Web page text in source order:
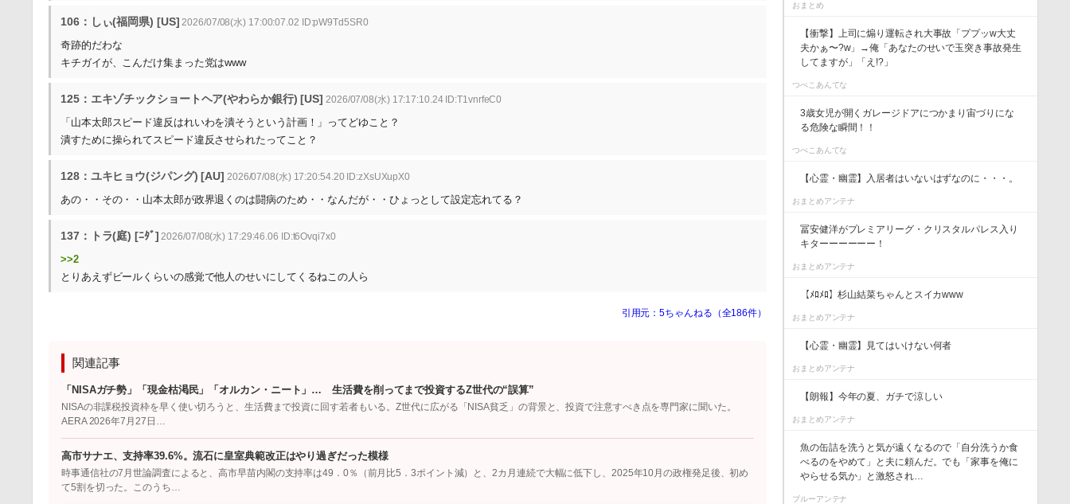
106：しぃ(福岡県) [US] 2026/07/08(水) 17:00:07.02 ID:pW9Td5SR0
奇跡的だわな
キチガイが、こんだけ集まった党はwww
125：エキゾチックショートヘア(やわらか銀行) [US] 2026/07/08(水) 17:17:10.24 ID:T1vnrfeC0
「山本太郎スピード違反はれいわを潰そうという計画！」ってどゆこと？
潰すために操られてスピード違反させられたってこと？
128：ユキヒョウ(ジパング) [AU] 2026/07/08(水) 17:20:54.20 ID:zXsUXupX0
あの・・その・・山本太郎が政界退くのは闘病のため・・なんだが・・ひょっとして設定忘れてる？
137：トラ(庭) [ﾆﾀﾞ] 2026/07/08(水) 17:29:46.06 ID:t6Ovqi7x0
>>2
とりあえずビールくらいの感覚で他人のせいにしてくるねこの人ら
引用元：5ちゃんねる（全186件）
関連記事
「NISAガチ勢」「現金枯渇民」「オルカン・ニート」… 生活費を削ってまで投資するZ世代の“誤算”
NISAの非課税投資枠を早く使い切ろうと、生活費まで投資に回す若者もいる。Z世代に広がる「NISA貧乏」の背景と、投資で注意すべき点を専門家に聞いた。
AERA 2026年7月27日…
高市サナエ、支持率39.6%。流石に皇室典範改正はやり過ぎだった模様
時事通信社の7月世論調査によると、高市早苗内閣の支持率は49．0％（前月比5．3ポイント減）と、2カ月連続で大幅に低下し、2025年10月の政権発足後、初め
て5割を切った。このうち…
おまとめ
【衝撃】上司に煽り運転され大事故「ププッw大丈
夫かぁ〜?w」→俺「あなたのせいで玉突き事故発生
してますが」「え!?」
つべこあんてな
3歳女児が開くガレージドアにつかまり宙づりにな
る危険な瞬間！！
つべこあんてな
【心霊・幽霊】入居者はいないはずなのに・・・。
おまとめアンテナ
冨安健洋がプレミアリーグ・クリスタルパレス入り
キターーーーーー！
おまとめアンテナ
【ﾒﾛﾒﾛ】杉山結菜ちゃんとスイカwww
おまとめアンテナ
【心霊・幽霊】見てはいけない何者
おまとめアンテナ
【朗報】今年の夏、ガチで涼しい
おまとめアンテナ
魚の缶詰を洗うと気が遠くなるので「自分洗うか食
べるのをやめて」と夫に頼んだ。でも「家事を俺に
やらせる気か」と激怒され…
ブルーアンテナ